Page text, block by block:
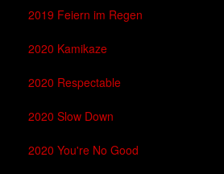
2019 Feiern im Regen
2020 Kamikaze
2020 Respectable
2020 Slow Down
2020 You're No Good